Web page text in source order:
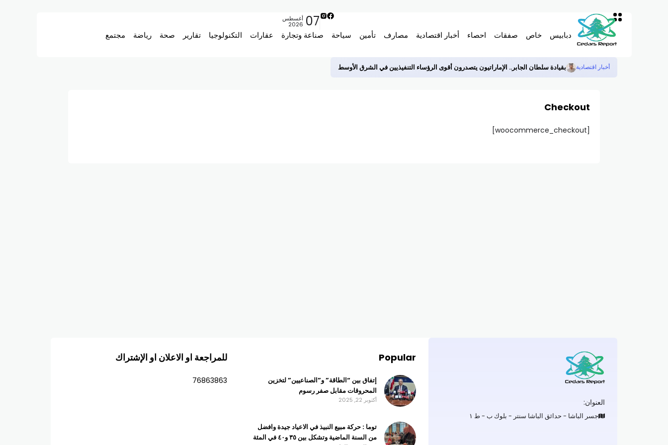
دبابيس خاص صفقات احصاء أخبار اقتصادية مصارف تأمين سياحة صناعة وتجارة عقارات التكنولوجيا تقارير صحة رياضة مجتمع
07 أغسطس
2026
أخبار اقتصادية بقيادة سلطان الجابر.. الإماراتيون يتصدرون أقوى الرؤساء التنفيذيين في الشرق الأوسط
Checkout
[woocommerce_checkout]
العنوان:
جسر الباشا - حدائق الباشا سنتر - بلوك ب - ط ١
Popular
إتفاق بين “الطاقة” و”الصناعيين” لتخزين
المحروقات مقابل صفر رسوم
أكتوبر 22, 2025
توما : حركة مبيع النبيذ في الاعياد جيدة وافضل
من السنة الماضية وتشكل بين ٣٥ و٤٠ في المئة
للمراجعة او الاعلان او الإشتراك
76863863